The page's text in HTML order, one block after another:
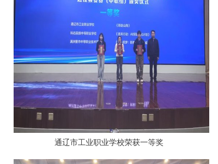
通辽市工业职业学校荣获一等奖